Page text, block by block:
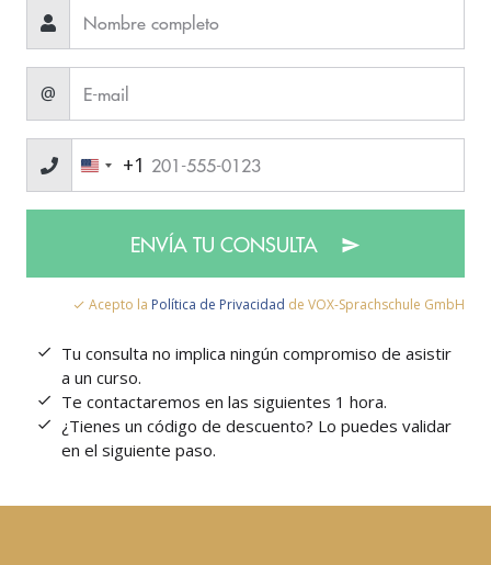
@
+1
ENVÍA TU CONSULTA
Acepto la Política de Privacidad de VOX-Sprachschule GmbH
Tu consulta no implica ningún compromiso de asistir
a un curso.
Te contactaremos en las siguientes 1 hora.
¿Tienes un código de descuento? Lo puedes validar
en el siguiente paso.